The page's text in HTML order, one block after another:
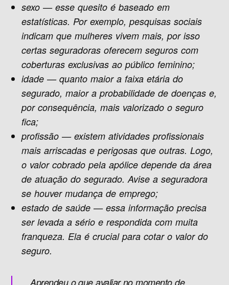
sexo — esse quesito é baseado em
estatísticas. Por exemplo, pesquisas sociais
indicam que mulheres vivem mais, por isso
certas seguradoras oferecem seguros com
coberturas exclusivas ao público feminino;
idade — quanto maior a faixa etária do
segurado, maior a probabilidade de doenças e,
por consequência, mais valorizado o seguro
fica;
profissão — existem atividades profissionais
mais arriscadas e perigosas que outras. Logo,
o valor cobrado pela apólice depende da área
de atuação do segurado. Avise a seguradora
se houver mudança de emprego;
estado de saúde — essa informação precisa
ser levada a sério e respondida com muita
franqueza. Ela é crucial para cotar o valor do
seguro.
Aprendeu o que avaliar no momento de